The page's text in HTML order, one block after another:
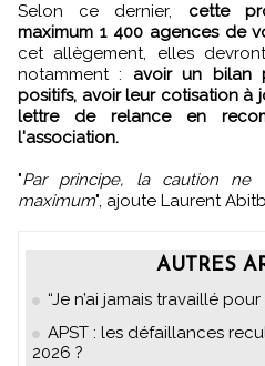
Selon ce dernier, cette
maximum 1 400 agences de
cet allègement, elles
notamment : avoir un bilan
positifs, avoir leur cotisation à
lettre de relance en
l'association.
"Par principe, la caution
maximum", ajoute Laurent
AUTRES
“Je n’ai jamais travaillé
APST : les défaillances
2026 ?